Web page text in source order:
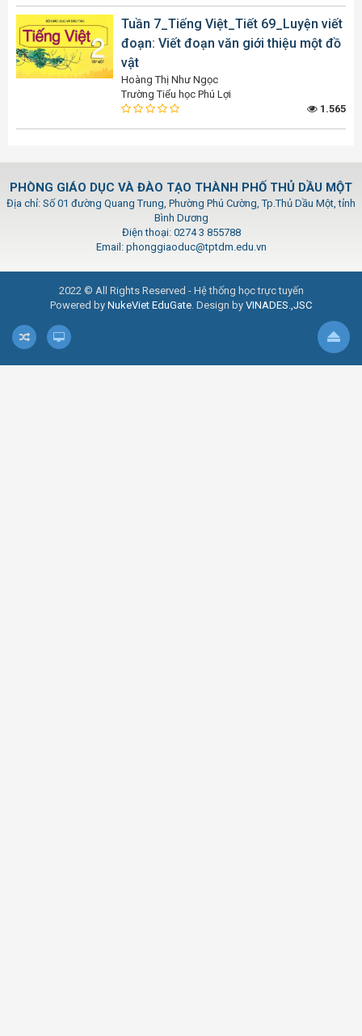
Tuần 7_Tiếng Việt_Tiết 69_Luyện viết
đoạn: Viết đoạn văn giới thiệu một đồ
vật
Hoàng Thị Như Ngọc
Trường Tiểu học Phú Lợi
1.565
PHÒNG GIÁO DỤC VÀ ĐÀO TẠO THÀNH PHỐ THỦ DẦU MỘT
Địa chỉ: Số 01 đường Quang Trung, Phường Phú Cường, Tp.Thủ Dầu Một, tỉnh
Bình Dương
Điện thoại: 0274 3 855788
Email: phonggiaoduc@tptdm.edu.vn
2022 © All Rights Reserved - Hệ thống học trực tuyến
Powered by NukeViet EduGate . Design by VINADES.,JSC